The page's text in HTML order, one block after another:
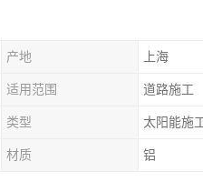
产地 上海
适用范围 道路施工
类型 太阳能施
材质 铝